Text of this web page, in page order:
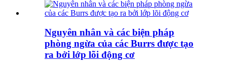
Nguyên nhân và các biện pháp
phòng ngừa của các Burrs được tạo
ra bởi lớp lõi động cơ